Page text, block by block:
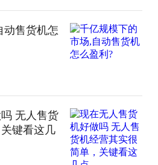
动售货机怎
无人售货
键看这几